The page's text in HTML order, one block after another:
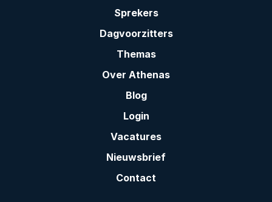
Sprekers
Dagvoorzitters
Themas
Over Athenas
Blog
Login
Vacatures
Nieuwsbrief
Contact